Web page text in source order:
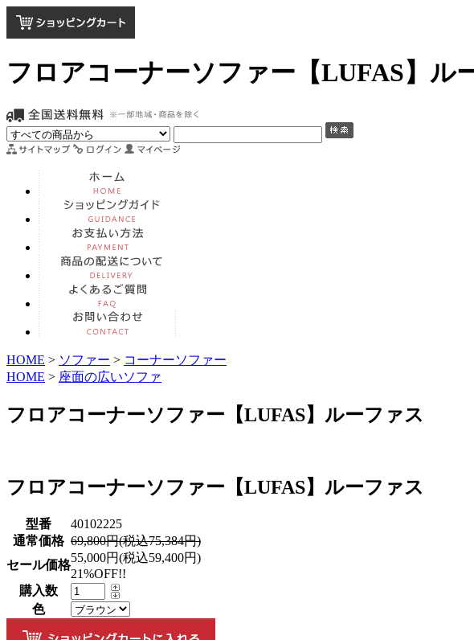
フロアコーナーソファー【LUFAS】ル
HOME > ソファー > コーナーソファー
HOME > 座面の広いソファ
フロアコーナーソファー【LUFAS】ルーファス
フロアコーナーソファー【LUFAS】ルーファス
型番
40102225
通常価格 69,800円(税込75,384円)
セール価格
55,000円(税込59,400円)
21%OFF!!
購入数
色